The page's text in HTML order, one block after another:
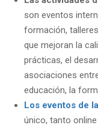
son eventos
formación,
que mejoran la
prácticas, el
asociaciones
educación, la
Los eventos de
único, tanto